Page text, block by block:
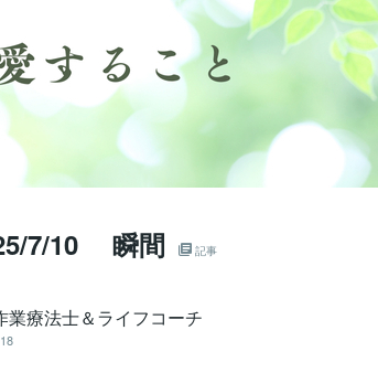
7/10 瞬間 記事
療法士＆ライフコーチ